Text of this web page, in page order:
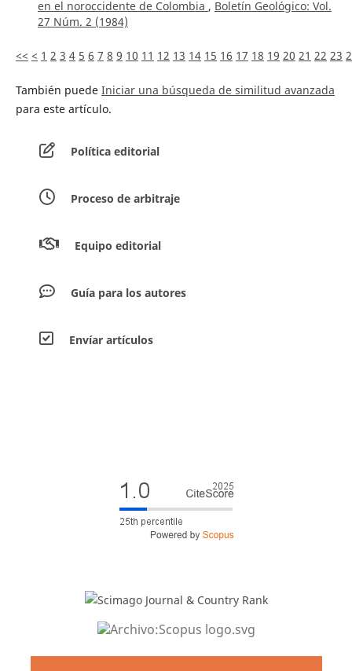
en el noroccidente de Colombia , Boletín Geológico: Vol.
27 Núm. 2 (1984)
<< < 1 2 3 4 5 6 7 8 9 10 11 12 13 14 15 16 17 18 19 20 21 22 23
También puede Iniciar una búsqueda de similitud avanzada
para este artículo.
Política editorial
Proceso de arbitraje
Equipo editorial
Guía para los autores
Envíar artículos